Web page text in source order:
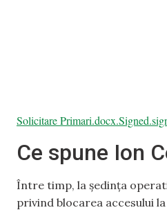
Solicitare
Ce spune Ion
Între timp, la ședința
privind blocarea accesului